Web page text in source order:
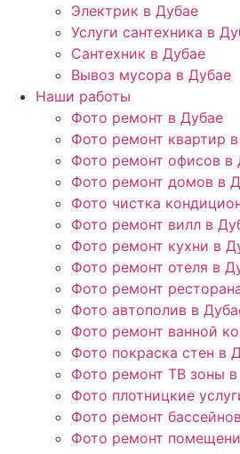
Электрик в Дубае
Услуги сантехника в
Сантехник в Дубае
Вывоз мусора в Дубае
Наши работы
Фото ремонт в Дубае
Фото ремонт квартир
Фото ремонт офисов в
Фото ремонт домов в
Фото чистка
Фото ремонт вилл в
Фото ремонт кухни в
Фото ремонт отеля в
Фото ремонт
Фото автополив в
Фото ремонт ванной
Фото покраска стен в
Фото ремонт ТВ зоны
Фото плотницкие
Фото ремонт
Фото ремонт